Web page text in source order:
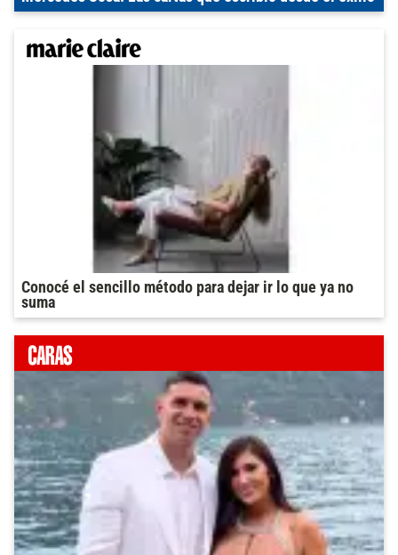
Conocé el sencillo método para dejar ir lo que ya no
suma